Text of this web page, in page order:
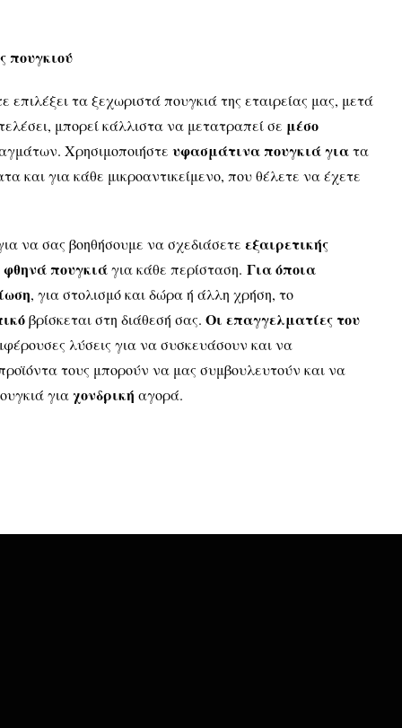
πουγκιού
επιλέξει τα ξεχωριστά πουγκιά της εταιρείας μας, μετά
μπορεί κάλλιστα να μετατραπεί σε μέσο
Χρησιμοποιήστε υφασμάτινα πουγκιά γιατα
και για κάθε μικροαντικείμενο, που θέλετε να έχετε
να σας βοηθήσουμε να σχεδιάσετε εξαιρετικής
φθηνά πουγκιάγια κάθε περίσταση. Για όποια
, για στολισμό και δώρα ή άλλη χρήση, το
βρίσκεται στη διάθεσή σας. Οι επαγγελματίες του
λύσεις για να συσκευάσουν και να
τους μπορούν να μας συμβουλευτούν και να
γιαχονδρική αγορά.